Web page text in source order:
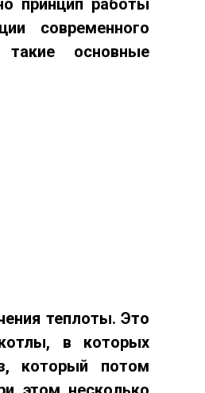
принцип работы
современного
основные
теплоты. Это
в которых
который потом